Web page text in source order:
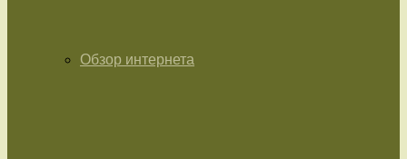
Обзор интернета